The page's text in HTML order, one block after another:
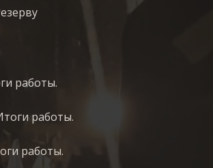
работы.
работы.
работы.